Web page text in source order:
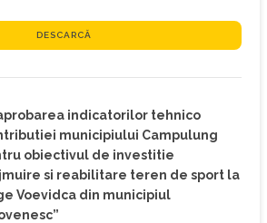
DESCARCĂ
indicatorilor tehnico
municipiului Campulung
obiectivul de investitie
si reabilitare teren de sport la
Voevidca din municipiul